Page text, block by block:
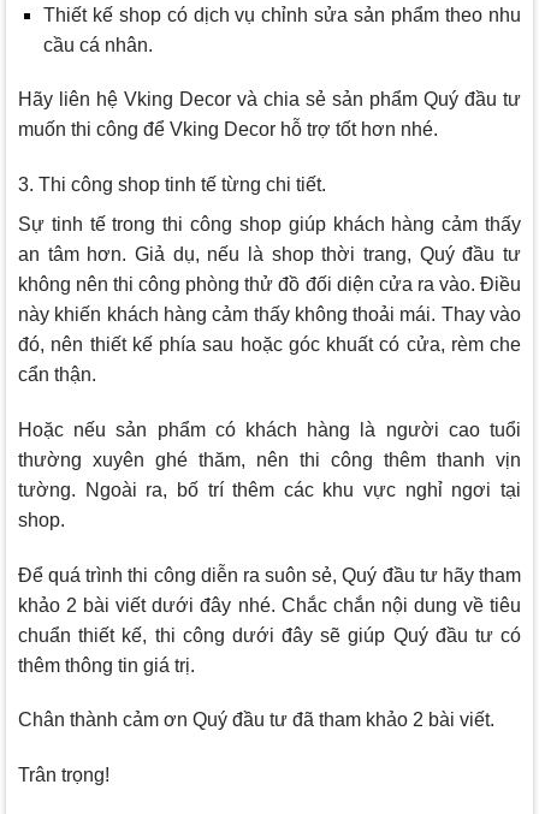
Thiết kế shop có dịch vụ chỉnh sửa sản phẩm theo nhu
cầu cá nhân.
Hãy liên hệ Vking Decor và chia sẻ sản phẩm Quý đầu tư
muốn thi công để Vking Decor hỗ trợ tốt hơn nhé.
3. Thi công shop tinh tế từng chi tiết.
Sự tinh tế trong thi công shop giúp khách hàng cảm thấy
an tâm hơn. Giả dụ, nếu là shop thời trang, Quý đầu tư
không nên thi công phòng thử đồ đối diện cửa ra vào. Điều
này khiến khách hàng cảm thấy không thoải mái. Thay vào
đó, nên thiết kế phía sau hoặc góc khuất có cửa, rèm che
cẩn thận.
Hoặc nếu sản phẩm có khách hàng là người cao tuổi
thường xuyên ghé thăm, nên thi công thêm thanh vịn
tường. Ngoài ra, bố trí thêm các khu vực nghỉ ngơi tại
shop.
Để quá trình thi công diễn ra suôn sẻ, Quý đầu tư hãy tham
khảo 2 bài viết dưới đây nhé. Chắc chắn nội dung về tiêu
chuẩn thiết kế, thi công dưới đây sẽ giúp Quý đầu tư có
thêm thông tin giá trị.
Chân thành cảm ơn Quý đầu tư đã tham khảo 2 bài viết.
Trân trọng!